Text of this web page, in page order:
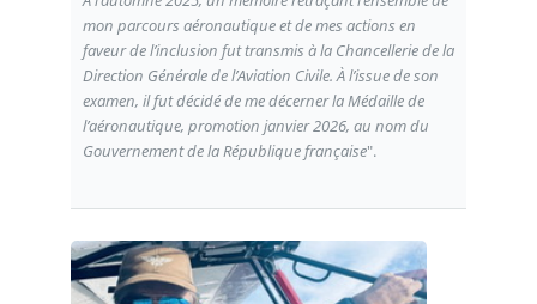
mon parcours aéronautique et de mes actions en
faveur de l’inclusion fut transmis à la Chancellerie de la
Direction Générale de l’Aviation Civile. À l’issue de son
examen, il fut décidé de me décerner la Médaille de
l’aéronautique, promotion janvier 2026, au nom du
Gouvernement de la République française".